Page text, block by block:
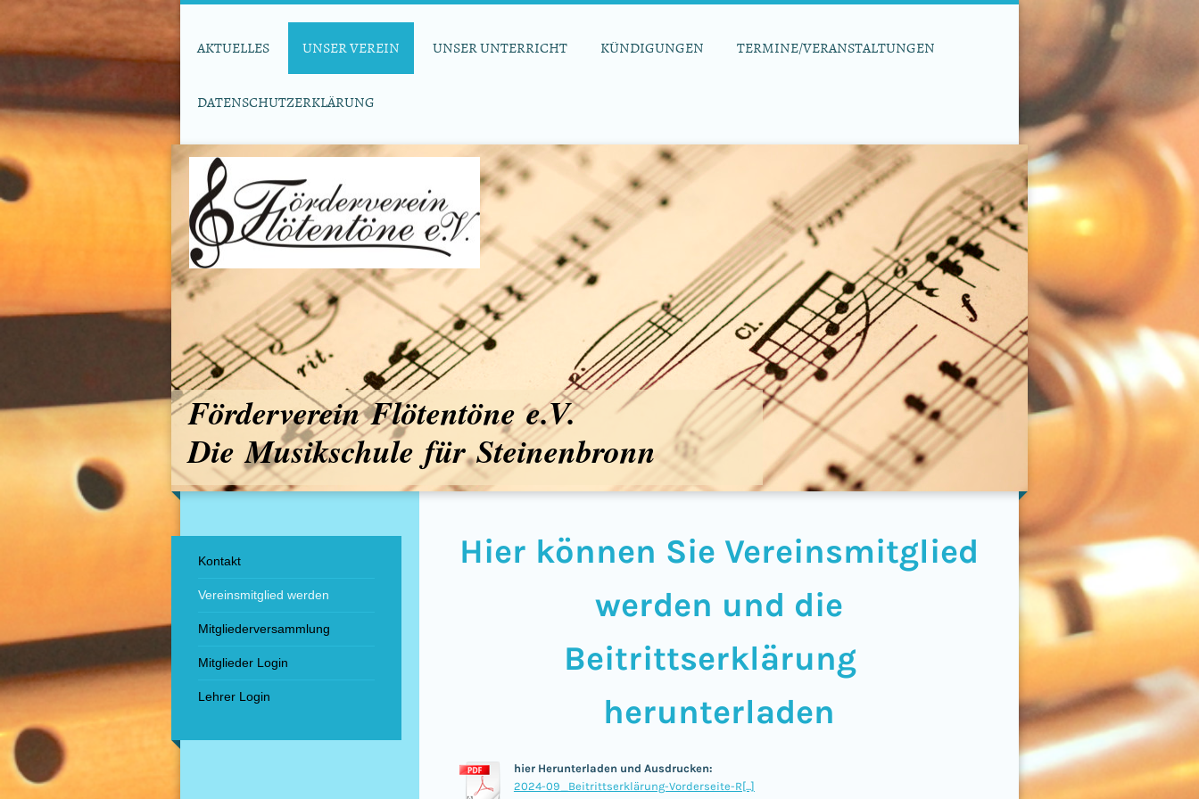
AKTUELLES UNSER VEREIN UNSER UNTERRICHT KÜNDIGUNGEN TERMINE/VERANSTALTUNGEN
DATENSCHUTZERKLÄRUNG
Förderverein Flötentöne e.V.
Die Musikschule für Steinenbronn
Hier können Sie Vereinsmitglied
werden und die
Beitrittserklärung
herunterladen
hier Herunterladen und Ausdrucken:
2024-09_Beitrittserklärung-Vorderseite-R[...]
Kontakt
Vereinsmitglied werden
Mitgliederversammlung
Mitglieder Login
Lehrer Login